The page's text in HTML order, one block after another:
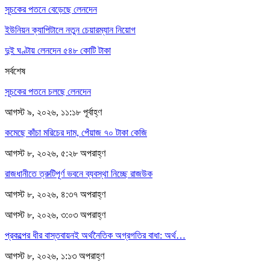
সূচকের পতনে বেড়েছে লেনদেন
ইউনিয়ন ক্যাপিটালে নতুন চেয়ারম্যান নিয়োগ
দুই ঘণ্টায় লেনদেন ৫৪৮ কোটি টাকা
সর্বশেষ
সূচকের পতনে চলছে লেনদেন
আগস্ট ৯, ২০২৬, ১১:১৮ পূর্বাহ্ণ
কমেছে কাঁচা মরিচের দাম, পেঁয়াজ ৭০ টাকা কেজি
আগস্ট ৮, ২০২৬, ৫:২৮ অপরাহ্ণ
রাজধানীতে ত্রুটিপূর্ণ ভবনে ব্যবস্থা নিচ্ছে রাজউক
আগস্ট ৮, ২০২৬, ৪:৩৭ অপরাহ্ণ
আগস্ট ৮, ২০২৬, ৩:০৩ অপরাহ্ণ
প্রকল্পের ধীর বাস্তবায়নই অর্থনৈতিক অগ্রগতির বাধা: অর্থ…
আগস্ট ৮, ২০২৬, ১:১৩ অপরাহ্ণ